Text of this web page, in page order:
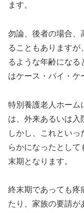
ます。
勿論、後者の場合、
ることもありますが
るような年齢にな
はケース・バイ・ケ
特別養護老人ホーム
は、外来あるいは入
しかし、これとい
らかになったとして
末期となります。
終末期であっても疼
たり、家族の要請が